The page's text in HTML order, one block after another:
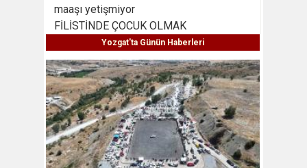
maaşı yetişmiyor
FİLİSTİNDE ÇOCUK OLMAK
Yozgat'ta Günün Haberleri